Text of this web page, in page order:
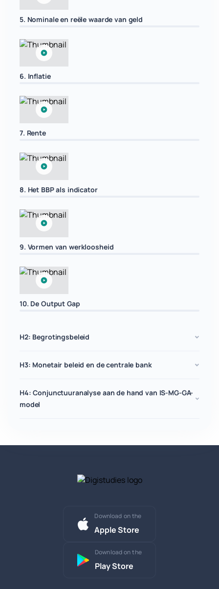
5. Nominale en reële waarde van geld
6. Inflatie
7. Rente
8. Het BBP als indicator
9. Vormen van werkloosheid
10. De Output Gap
H2: Begrotingsbeleid
H3: Monetair beleid en de centrale bank
H4: Conjunctuuranalyse aan de hand van IS-MG-GA-
model
Download on the
Apple Store
Download on the
Play Store